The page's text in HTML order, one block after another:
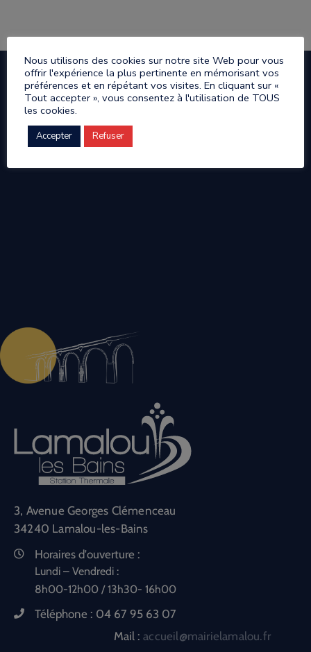
3, Avenue Georges Clémenceau
34240 Lamalou-les-Bains
Horaires d'ouverture :
Lundi – Vendredi :
8h00-12h00 / 13h30- 16h00
Téléphone : 04 67 95 63 07
Mail :accueil@mairielamalou.fr
Nous utilisons des cookies sur notre site Web pour vous
offrir l'expérience la plus pertinente en mémorisant vos
préférences et en répétant vos visites. En cliquant sur «
Tout accepter », vous consentez à l'utilisation de TOUS
les cookies.
Accepter Refuser